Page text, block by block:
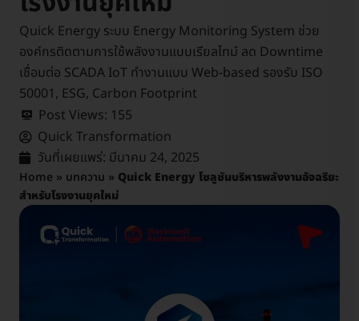
Quick Energy ระบบ Energy Monitoring System ช่วย
องค์กรติดตามการใช้พลังงานแบบเรียลไทม์ ลด Downtime
เชื่อมต่อ SCADA IoT ทำงานแบบ Web-based รองรับ ISO
50001, ESG, Carbon Footprint
Post Views: 155
Quick Transformation
วันที่เผยแพร่: มีนาคม 24, 2025
Home » บทความ » Quick Energy โซลูชันบริหารพลังงานอัจฉริยะ
สำหรับโรงงานยุคใหม่